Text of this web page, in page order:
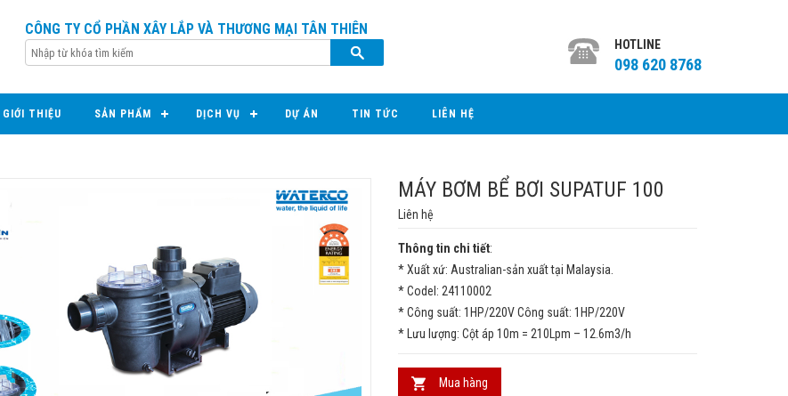
CÔNG TY CỔ PHẦN XÂY LẮP VÀ THƯƠNG MẠI TÂN THIÊN
HOTLINE
098 620 8768
GIỚI THIỆU SẢN PHẨM DỊCH VỤ DỰ ÁN TIN TỨC LIÊN HỆ
MÁY BƠM BỂ BƠI SUPATUF 100
Liên hệ
Thông tin chi tiết:
* Xuất xứ: Australian-sản xuất tại Malaysia.
* Codel: 24110002
* Công suất: 1HP/220V Công suất: 1HP/220V
* Lưu lượng: Cột áp 10m = 210Lpm – 12.6m3/h
Mua hàng